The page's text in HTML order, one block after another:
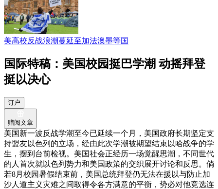
美高校反战浪潮蔓延至加法澳墨等国
国际特稿：美国校园挺巴学潮 动摇拜登
挺以决心
订户
赠阅文章
美国新一波反战学潮至今已延续一个月，美国政府长期坚定支
持盟友以色列的立场，经由此次学潮被期望结束以哈战争的学
生，摆到台前检视。美国社会正经历一场觉醒思潮，不同世代
的人首次就以色列势力和美国政策的交织展开讨论和反思。倘
若8月校园暑假结束前，美国总统拜登仍无法在援以与防止加
沙人道主义灾难之间取得令各方满意的平衡，势必对他竞选连